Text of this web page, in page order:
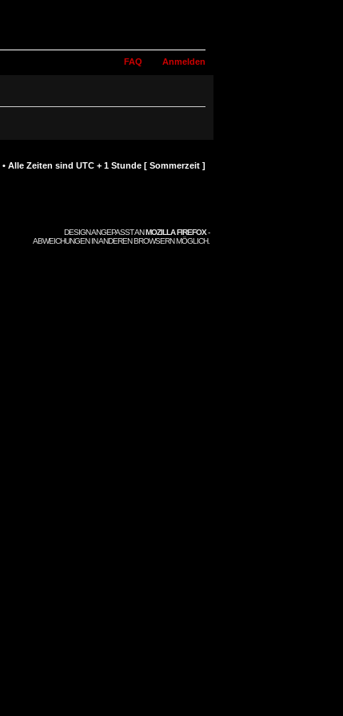
FAQ Anmelden
• Alle Zeiten sind UTC + 1 Stunde [ Sommerzeit ]
DESIGN ANGEPASST ANMOZILLA FIREFOX-
ABWEICHUNGEN IN ANDEREN BROWSERN MÖGLICH.